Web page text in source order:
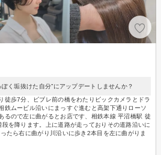
く垢抜けた自分”にアップデートしませんか？
徒歩7分、ビブレ前の橋をわたりビックカメラとドラ
鉄ムービル沿いにまっすぐ進むと高架下通りローソ
るので左に曲がるとお店です、相鉄本線 平沼橋駅 徒
を降ります。上に道路が走っておりその道路沿いに
たら右に曲がり川沿いに歩き2本目を左に曲がりま